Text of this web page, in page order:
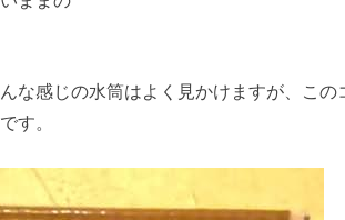
な感じの水筒はよく見かけますが、こ
す。